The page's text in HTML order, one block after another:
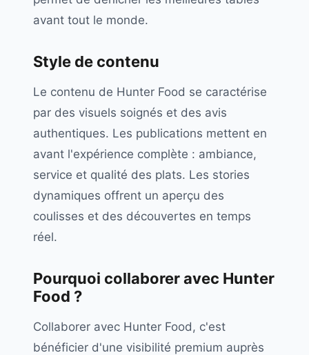
avant tout le monde.
Style de contenu
Le contenu de Hunter Food se caractérise
par des visuels soignés et des avis
authentiques. Les publications mettent en
avant l'expérience complète : ambiance,
service et qualité des plats. Les stories
dynamiques offrent un aperçu des
coulisses et des découvertes en temps
réel.
Pourquoi collaborer avec Hunter
Food ?
Collaborer avec Hunter Food, c'est
bénéficier d'une visibilité premium auprès